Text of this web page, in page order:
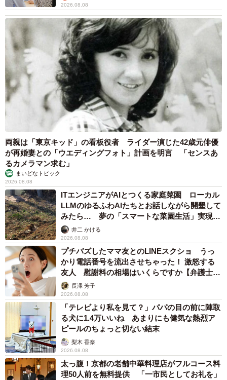
この黒猫は、長明くんだったのです。何事もなかったかの
ように家でくつろぎ始め、ご飯を催促します。新幸さんは
心底ほっとしました。それから長明くんに言ったんです。
「ありがとう」と。
5/5
オトンである新幸さんと仲良しの長明くん。でも、手をガブガブしてい
る最中なんです
あれから1年以上が経ち、長明くんはお外にまったく興味を
示さなくなりました。お外で遊ぶより、オトンと一緒にい
る方が良いみたい。オトンが大切にしている舞台衣装の着
物で爪を研ぐこともありません。だって、オトンの大事な
ものだから。
ねえ、長明くん。オトンの一番大事なものって知ってる？
今度、鏡を見てごらん。そこに映っているよ。
2026.08.08
両親は「東京キッド」の看板役者 ライダー演じた42歳元俳優
が再婚妻との「ウエディングフォト」計画を明言 「センスあ
るカメラマン求む」
まいどなトピック
2026.08.08
ITエンジニアがAIとつくる家庭菜園 ローカル
LLMのゆるふわAIたちとお話しながら開墾して
みたら… 夢の「スマートな菜園生活」実現な
るか井二 かける
2026.08.08
プチバズしたママ友とのLINEスクショ うっ
かり電話番号を流出させちゃった！ 激怒する
友人 慰謝料の相場はいくらですか【弁護士が
解説】長澤 芳子
2026.08.08
「テレビより私を見て？」パパの目の前に陣取
る犬に1.4万いいね あまりにも健気な熱烈ア
ピールのちょっと切ない結末
梨木 香奈
2026.08.08
太っ腹！京都の老舗中華料理店がフルコース料
理50人前を無料提供 「一市民としてお礼を」